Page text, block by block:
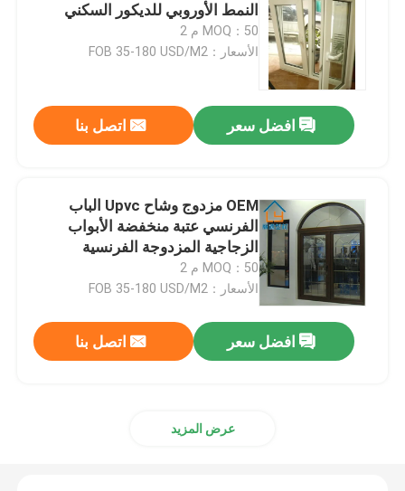
النمط الأوروبي للديكور السكني
MOQ：50 م 2
الأسعار：FOB 35-180 USD/M2
افضل سعر اتصل بنا
OEM مزدوج وشاح Upvc الباب
الفرنسي عتبة منخفضة الأبواب
الزجاجية المزدوجة الفرنسية
MOQ：50 م 2
الأسعار：FOB 35-180 USD/M2
افضل سعر اتصل بنا
عرض المزيد